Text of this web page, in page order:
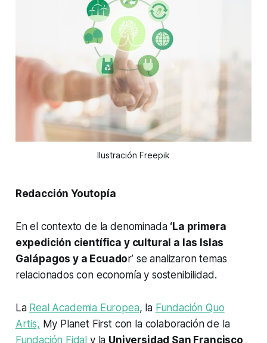
Ilustración Freepik
Redacción Youtopía
En el contexto de la denominada ‘La primera
expedición científica y cultural a las Islas
Galápagos y a Ecuador’ se analizaron temas
relacionados con economía y sostenibilidad.
La Real Academia Europea, la Fundación Quo
Artis, My Planet First con la colaboración de la
Fundación Fidal y la Universidad San Francisco